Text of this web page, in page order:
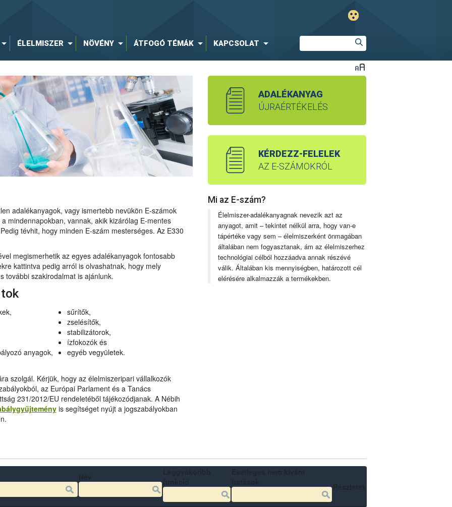
ÉLELMISZER NÖVÉNY ÁTFOGÓ TÉMÁK KAPCSOLAT
adalékanyagok, vagy ismertebb nevükön E-számok
mindennapokban, vannak, akik kizárólag E-mentes
tévhit, hogy minden E-szám mesterséges. Az E330
megismerhetik az egyes adalékanyagok fontosabb
kattintva pedig arról is olvashatnak, hogy mely
további szakirodalmat is ajánlunk.
anyagok,
sűrítők,
zselésítők,
stabilizátorok,
ízfokozók és
egyéb vegyületek.
szolgál. Kérjük, hogy az élelmiszeripari vállalkozók
az Európai Parlament és a Tanács
231/2012/EU rendeletéből tájékozódjanak. A Nébih
is segítséget nyújt a jogszabályokban
ADALÉKANYAG
ÚJRAÉRTÉKELÉS
KÉRDEZZ-FELELEK
AZ E-SZÁMOKRÓL
Mi az E-szám?
Élelmiszer-adalékanyagnak nevezik azt az
anyagot, amit – tekintet nélkül arra, hogy van-e
tápértéke vagy sem – élelmiszerként önmagában
általában nem fogyasztanak, ám az élelmiszerhez
technológiai célból hozzáadva annak részévé
válik. Általában kis mennyiségben, határozott cél
elérésére alkalmazzák a termékekben.